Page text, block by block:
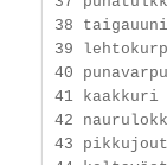
38
39
40
41 kaakkuri
42
43